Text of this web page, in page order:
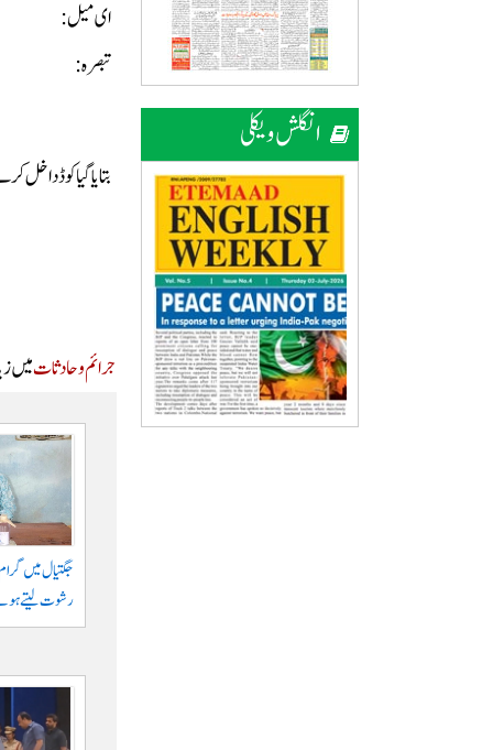
انگلش ویکلی
ای میل:
تبصرہ:
بتایا گیا کوڈ داخل
جرائم و حادثاتمیں
رشوت لیتے